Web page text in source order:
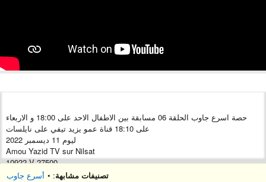
حصة اسرع جاوب الحلقة 06 مسابقة بين الاطفال الاحد على 18:00 و الاربعاء
على 18:10 قناة عمو يزيد تيفي على نايلسات
ليوم 11 ديسمبر 2022
Amou Yazid TV sur Nilsat
10922 V 27500
https://www.facebook.com/maa.amou.yazid/
تصنيفات مشابهة: • أسرع جاوب